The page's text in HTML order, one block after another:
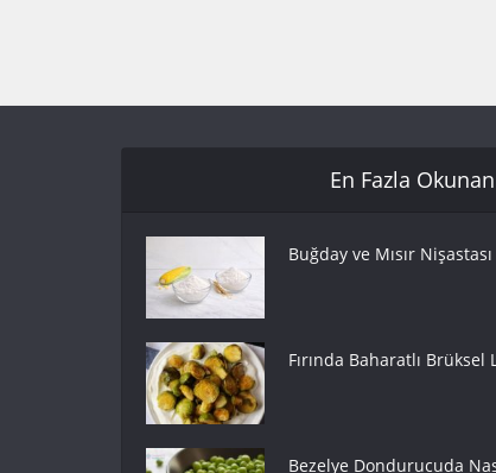
En Fazla
Buğday ve Mısır
Fırında Baharatlı Brüksel
Bezelye Dondurucuda